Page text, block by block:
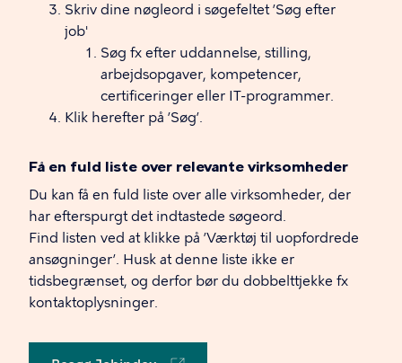
Skriv dine nøgleord i søgefeltet ’Søg efter
job'
Søg fx efter uddannelse, stilling,
arbejdsopgaver, kompetencer,
certificeringer eller IT-programmer.
Klik herefter på ’Søg’.
Få en fuld liste over relevante virksomheder
Du kan få en fuld liste over alle virksomheder, der
har efterspurgt det indtastede søgeord.
Find listen ved at klikke på ’Værktøj til uopfordrede
ansøgninger’. Husk at denne liste ikke er
tidsbegrænset, og derfor bør du dobbelttjekke fx
kontaktoplysninger.